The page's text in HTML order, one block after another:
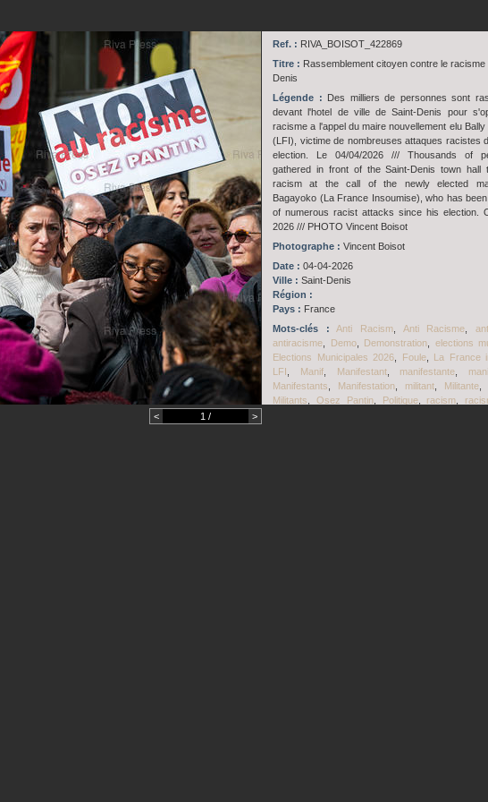
< 1 / >
Ref. : RIVA_BOISOT_422869
Titre : Rassemblement citoyen contre le racisme
Denis
Légende : Des milliers de personnes sont
devant l'hotel de ville de Saint-Denis pour
racisme a l'appel du maire nouvellement elu
(LFI), victime de nombreuses attaques racistes
election. Le 04/04/2026 /// Thousands of
gathered in front of the Saint-Denis town hall
racism at the call of the newly elected
Bagayoko (La France Insoumise), who has
of numerous racist attacks since his election.
2026 /// PHOTO Vincent Boisot
Photographe : Vincent Boisot
Date : 04-04-2026
Ville : Saint-Denis
Région :
Pays : France
Mots-clés :
Anti Racism Anti Racisme ,
antiracisme
Demo, Demonstration
elections
Elections Municipales 2026
Foule, La France
LFI
Manif, Manifestant, manifestante
Manifestants
Manifestation militant Militante
Militants
Osez Pantin, Politique, racism